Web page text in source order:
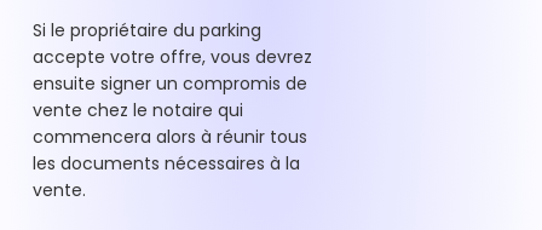
Si le propriétaire du parking
accepte votre offre, vous devrez
ensuite signer un compromis de
vente chez le notaire qui
commencera alors à réunir tous
les documents nécessaires à la
vente.